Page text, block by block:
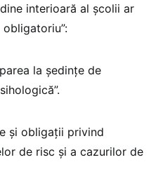
interioară al școlii ar
la ședințe de
și obligații privind
de risc și a cazurilor de